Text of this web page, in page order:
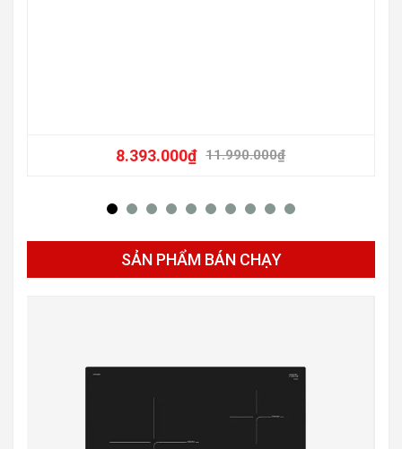
11.990.000₫
8.393.000₫
SẢN PHẨM BÁN CHẠY